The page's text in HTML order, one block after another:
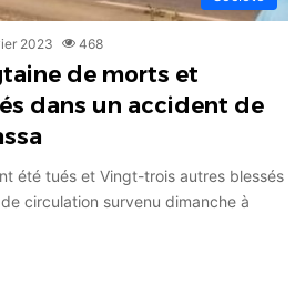
2023 468
de morts et
dans un accident de
été tués et Vingt-trois autres blessés
circulation survenu dimanche à